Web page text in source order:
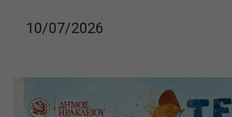
10/07/2026